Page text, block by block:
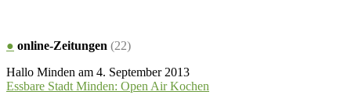
● online-Zeitungen (22)
Hallo Minden am 4. September 2013
Essbare Stadt Minden: Open Air Kochen